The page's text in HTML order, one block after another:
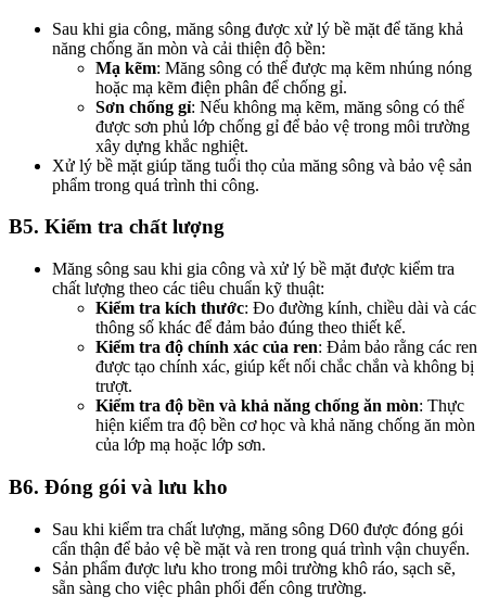
Sau khi gia công, măng sông được xử lý bề mặt để tăng khả
năng chống ăn mòn và cải thiện độ bền:
Mạ kẽm: Măng sông có thể được mạ kẽm nhúng nóng
hoặc mạ kẽm điện phân để chống gỉ.
Sơn chống gỉ: Nếu không mạ kẽm, măng sông có thể
được sơn phủ lớp chống gỉ để bảo vệ trong môi trường
xây dựng khắc nghiệt.
Xử lý bề mặt giúp tăng tuổi thọ của măng sông và bảo vệ sản
phẩm trong quá trình thi công.
B5. Kiểm tra chất lượng
Măng sông sau khi gia công và xử lý bề mặt được kiểm tra
chất lượng theo các tiêu chuẩn kỹ thuật:
Kiểm tra kích thước: Đo đường kính, chiều dài và các
thông số khác để đảm bảo đúng theo thiết kế.
Kiểm tra độ chính xác của ren: Đảm bảo rằng các ren
được tạo chính xác, giúp kết nối chắc chắn và không bị
trượt.
Kiểm tra độ bền và khả năng chống ăn mòn: Thực
hiện kiểm tra độ bền cơ học và khả năng chống ăn mòn
của lớp mạ hoặc lớp sơn.
B6. Đóng gói và lưu kho
Sau khi kiểm tra chất lượng, măng sông D60 được đóng gói
cẩn thận để bảo vệ bề mặt và ren trong quá trình vận chuyển.
Sản phẩm được lưu kho trong môi trường khô ráo, sạch sẽ,
sẵn sàng cho việc phân phối đến công trường.